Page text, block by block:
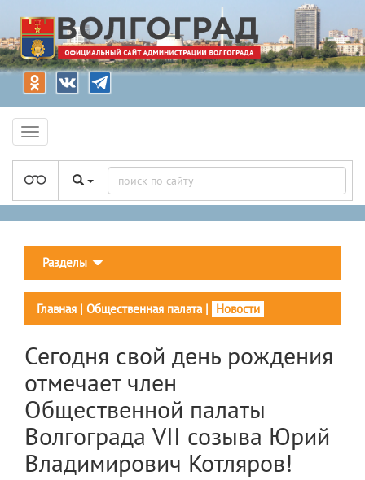
Разделы
Главная | Общественная палата | Новости
Сегодня свой день рождения
отмечает член
Общественной палаты
Волгограда VII созыва Юрий
Владимирович Котляров!